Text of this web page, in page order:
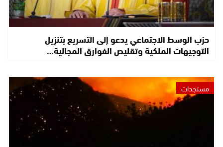
حزب الوسط الاجتماعي يدعو إلى التسريع بتنزيل
التوجيهات الملكية وتقليص الفوارق المجالية…
مستجدات